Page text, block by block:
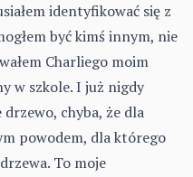
identyfikować się z
być kimś innym, nie
Charliego moim
w szkole. I już nigdy
chyba, że dla
powodem, dla którego
To moje